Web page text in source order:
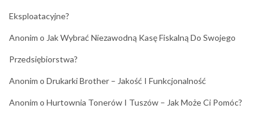
Eksploatacyjne?
Anonim o Jak Wybrać Niezawodną Kasę Fiskalną Do Swojego
Przedsiębiorstwa?
Anonim o Drukarki Brother – Jakość I Funkcjonalność
Anonim o Hurtownia Tonerów I Tuszów – Jak Może Ci Pomóc?